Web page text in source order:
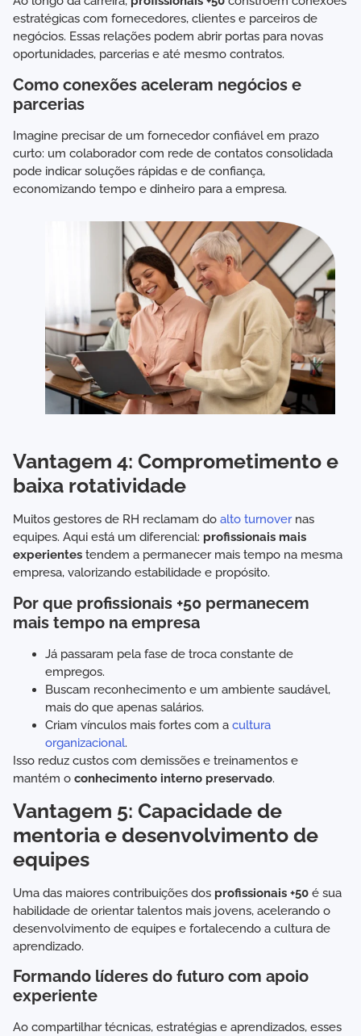
estratégicas com fornecedores, clientes e parceiros de
negócios. Essas relações podem abrir portas para novas
oportunidades, parcerias e até mesmo contratos.
Como conexões aceleram negócios e
parcerias
Imagine precisar de um fornecedor confiável em prazo
curto: um colaborador com rede de contatos consolidada
pode indicar soluções rápidas e de confiança,
economizando tempo e dinheiro para a empresa.
Vantagem 4: Comprometimento e
baixa rotatividade
Muitos gestores de RH reclamam do alto turnovernas
equipes. Aqui está um diferencial: profissionais mais
experientes tendem a permanecer mais tempo na mesma
empresa, valorizando estabilidade e propósito.
Por que profissionais +50 permanecem
mais tempo na empresa
Já passaram pela fase de troca constante de
empregos.
Buscam reconhecimento e um ambiente saudável,
mais do que apenas salários.
Criam vínculos mais fortes com a cultura
organizacional.
Isso reduz custos com demissões e treinamentos e
mantém o conhecimento interno preservado.
Vantagem 5: Capacidade de
mentoria e desenvolvimento de
equipes
Uma das maiores contribuições dos profissionais +50 é sua
habilidade de orientar talentos mais jovens, acelerando o
desenvolvimento de equipes e fortalecendo a cultura de
aprendizado.
Formando líderes do futuro com apoio
experiente
Ao compartilhar técnicas, estratégias e aprendizados, esses